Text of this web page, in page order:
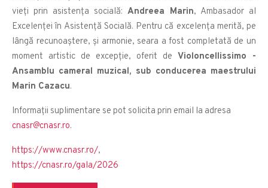
vieți prin asistența socială: Andreea Marin, Ambasador al
Excelenței în Asistență Socială. Pentru că excelența merită, pe
lângă recunoaștere, și armonie, seara a fost completată de un
moment artistic de excepție, oferit de Violoncellissimo -
Ansamblu cameral muzical, sub conducerea maestrului
Marin Cazacu.
Informații suplimentare se pot solicita prin email la adresa
cnasr@cnasr.ro.
https://www.cnasr.ro/,
https://cnasr.ro/gala/2026